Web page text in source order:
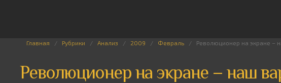
Главная Рубрики Анализ 2009 Февраль Революционер на экране –
Революционер на экране – наш